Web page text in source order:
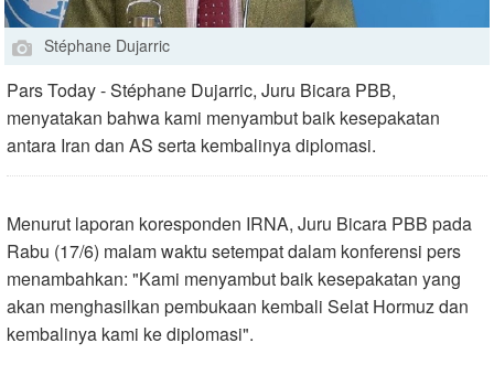
Stéphane Dujarric
Pars Today - Stéphane Dujarric, Juru Bicara PBB,
menyatakan bahwa kami menyambut baik kesepakatan
antara Iran dan AS serta kembalinya diplomasi.
Menurut laporan koresponden IRNA, Juru Bicara PBB pada
Rabu (17/6) malam waktu setempat dalam konferensi pers
menambahkan: "Kami menyambut baik kesepakatan yang
akan menghasilkan pembukaan kembali Selat Hormuz dan
kembalinya kami ke diplomasi."